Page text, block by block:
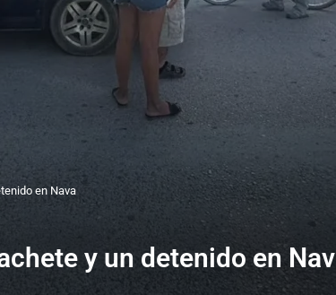
en Nava
y un detenido en